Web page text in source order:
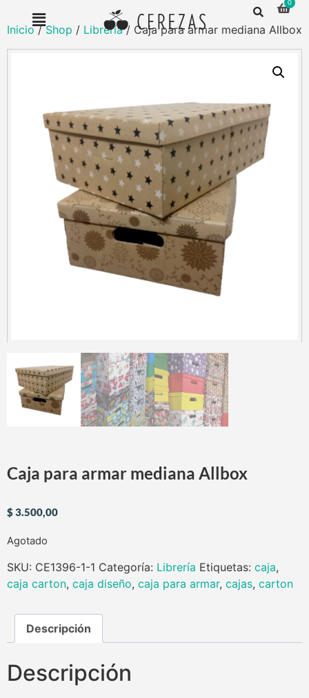
Inicio/Shop / Librería/ Caja para armar mediana Allbox
Caja para armar mediana Allbox
$3.500,00
Agotado
SKU: CE1396-1-1 Categoría: Librería Etiquetas: caja,
caja carton, caja diseño, caja para armar, cajas, carton
Descripción
Descripción